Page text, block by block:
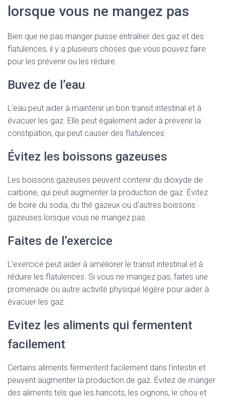
lorsque vous ne mangez pas
Bien que ne pas manger puisse entraîner des gaz et des
flatulences, il y a plusieurs choses que vous pouvez faire
pour les prévenir ou les réduire.
Buvez de l’eau
L’eau peut aider à maintenir un bon transit intestinal et à
évacuer les gaz. Elle peut également aider à prévenir la
constipation, qui peut causer des flatulences.
Évitez les boissons gazeuses
Les boissons gazeuses peuvent contenir du dioxyde de
carbone, qui peut augmenter la production de gaz. Évitez
de boire du soda, du thé gazeux ou d’autres boissons
gazeuses lorsque vous ne mangez pas.
Faites de l’exercice
L’exercice peut aider à améliorer le transit intestinal et à
réduire les flatulences. Si vous ne mangez pas, faites une
promenade ou autre activité physique légère pour aider à
évacuer les gaz.
Evitez les aliments qui fermentent
facilement
Certains aliments fermentent facilement dans l’intestin et
peuvent augmenter la production de gaz. Évitez de manger
des aliments tels que les haricots, les oignons, le chou et